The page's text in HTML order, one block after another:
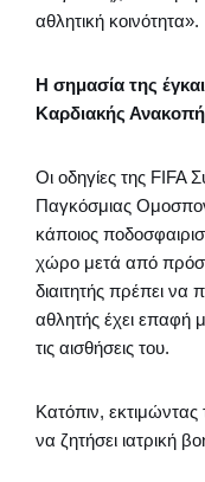
αθλητική κοινότητα».
Η σημασία της
Καρδιακής
Οι οδηγίες της FIFA
Παγκόσμιας
κάποιος
χώρο μετά από
διαιτητής πρέπει να
αθλητής έχει επαφή
τις αισθήσεις του.
Κατόπιν,
να ζητήσει ιατρική